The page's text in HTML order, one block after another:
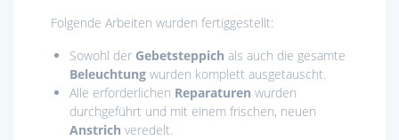
Folgende Arbeiten wurden fertiggestellt:
Sowohl der Gebetsteppich als auch die gesamte
Beleuchtung wurden komplett ausgetauscht.
Alle erforderlichen Reparaturen wurden
durchgeführt und mit einem frischen, neuen
Anstrich veredelt.